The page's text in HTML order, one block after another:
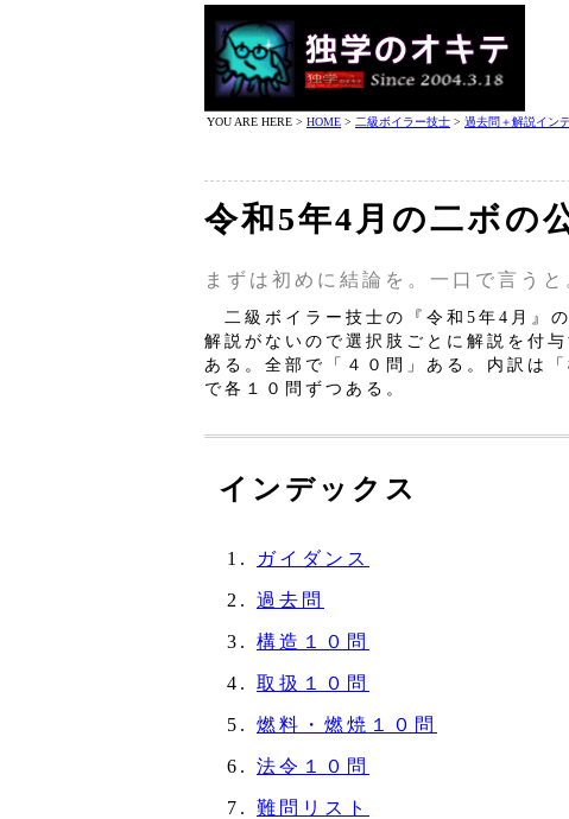
YOU ARE HERE > HOME > 二級ボイラー技士 > 過去問＋解説イン
令和5年4月の二ボの
まずは初めに結論を。一口で言うと
二級ボイラー技士の『令和5年4月』
解説がないので選択肢ごとに解説を付
ある。全部で「４０問」ある。内訳は
で各１０問ずつある。
インデックス
ガイダンス
過去問
構造１０問
取扱１０問
燃料・燃焼１０問
法令１０問
難問リスト